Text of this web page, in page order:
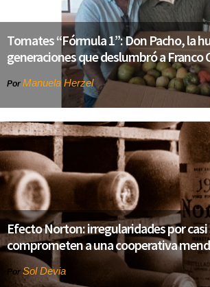
Tomates “Fórmula 1”: Don Pacho, la
generaciones que deslumbró a Franco
Por Manuela Herzel
Efecto Norton: irregularidades por casi
comprometen a una cooperativa
Por Sol Devia